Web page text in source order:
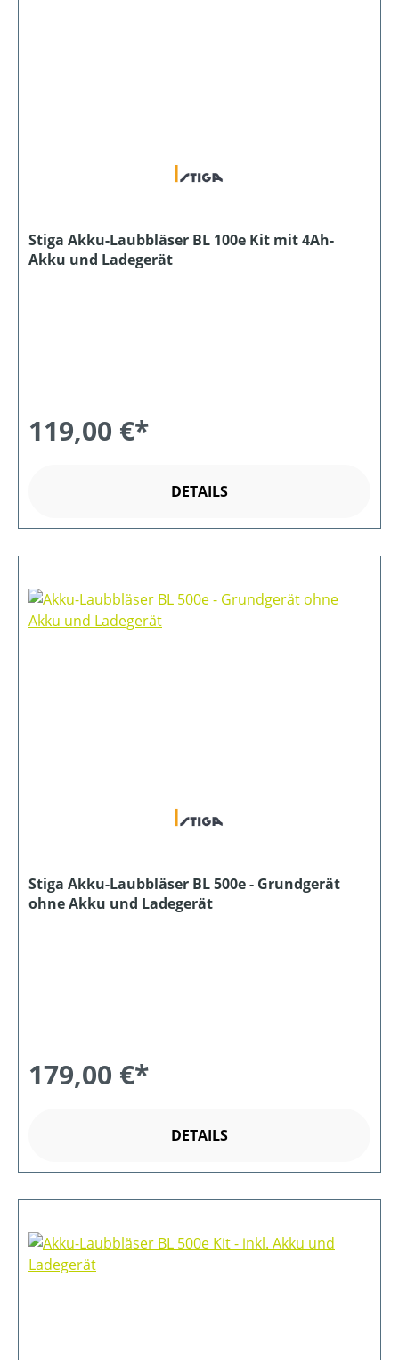
Stiga Akku-Laubbläser BL 100e Kit mit 4Ah-
Akku und Ladegerät
119,00 €*
DETAILS
Stiga Akku-Laubbläser BL 500e - Grundgerät
ohne Akku und Ladegerät
179,00 €*
DETAILS